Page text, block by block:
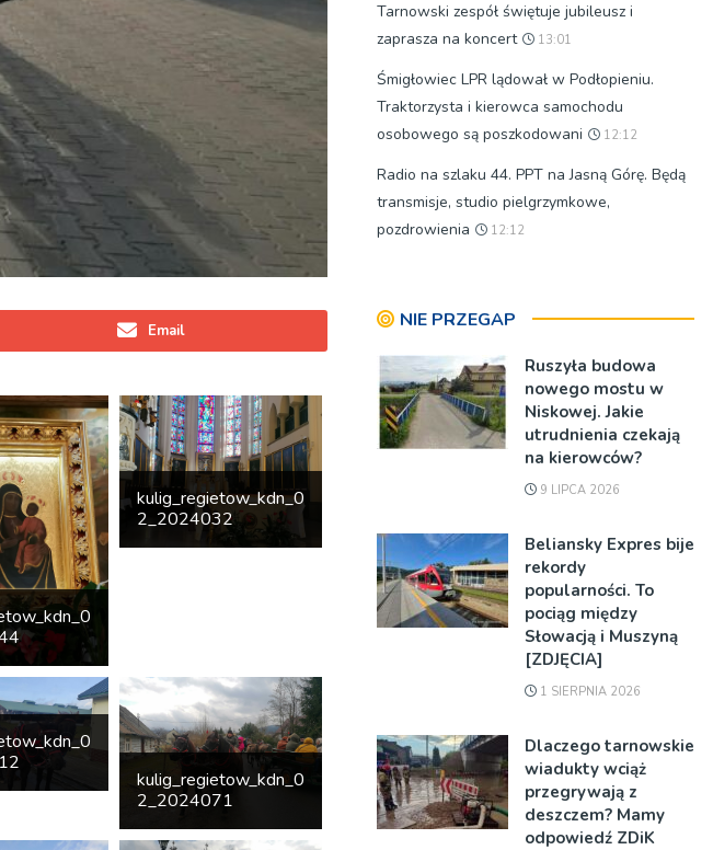
Email
kulig_regietow_kdn_0
2_2024032
kulig_regietow_kdn_0
2_2024071
Tarnowski zespół świętuje jubileusz i
zaprasza na koncert
13:01
Śmigłowiec LPR lądował w Podłopieniu.
Traktorzysta i kierowca samochodu
osobowego są poszkodowani
12:12
Radio na szlaku 44. PPT na Jasną Górę. Będą
transmisje, studio pielgrzymkowe,
pozdrowienia
12:12
NIE PRZEGAP
Ruszyła budowa
nowego mostu w
Niskowej. Jakie
utrudnienia czekają
na kierowców?
9 LIPCA 2026
Beliansky Expres bije
rekordy
popularności. To
pociąg między
Słowacją i Muszyną
[ZDJĘCIA]
1 SIERPNIA 2026
Dlaczego tarnowskie
wiadukty wciąż
przegrywają z
deszczem? Mamy
odpowiedź ZDiK